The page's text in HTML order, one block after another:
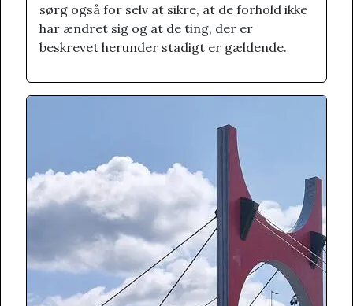
sørg også for selv at sikre, at de forhold ikke
har ændret sig og at de ting, der er
beskrevet herunder stadigt er gældende.